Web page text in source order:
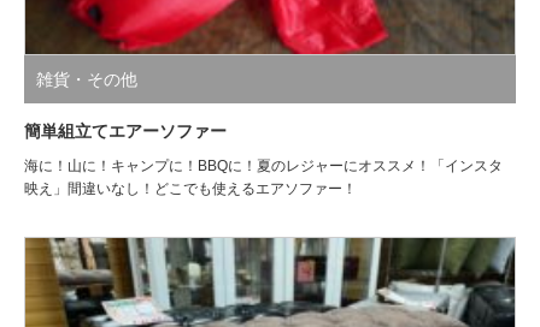
雑貨・その他
簡単組立てエアーソファー
海に！山に！キャンプに！BBQに！夏のレジャーにオススメ！「インスタ
映え」間違いなし！どこでも使えるエアソファー！